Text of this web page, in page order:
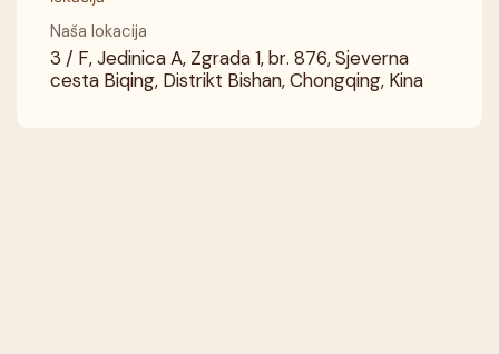
Naša lokacija
3 / F, Jedinica A, Zgrada 1, br. 876, Sjeverna
cesta Biqing, Distrikt Bishan, Chongqing, Kina